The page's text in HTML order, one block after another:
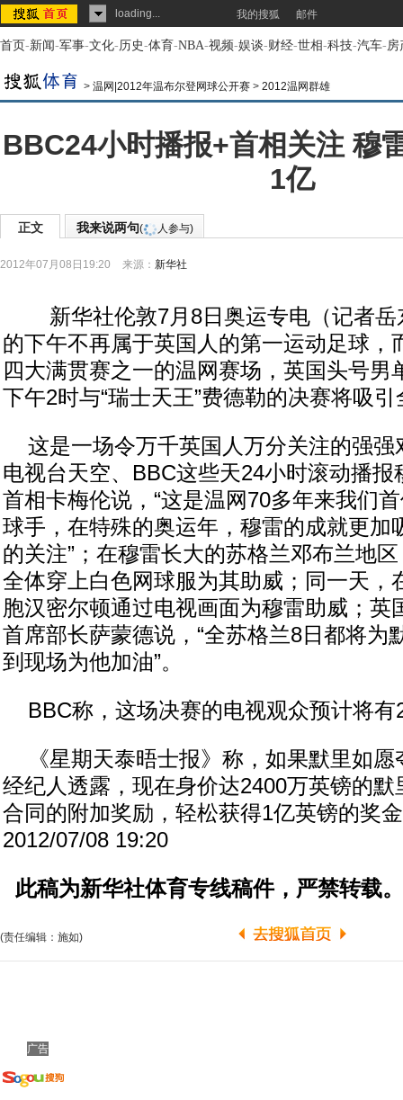
loading... 我的搜狐 邮件
首页-新闻-军事-文化-历史-体育-NBA-视频-娱谈-财经-世相-科技-汽车-房
> 温网|2012年温布尔登网球公开赛 > 2012温网群雄
BBC24小时播报+首相关注 穆
1亿
正文 我来说两句( 人参与)
2012年07月08日19:20 来源： 新华社
新华社伦敦7月8日奥运专电（记者岳
的下午不再属于英国人的第一运动足球，
四大满贯赛之一的温网赛场，英国头号男
下午2时与“瑞士天王”费德勒的决赛将吸
这是一场令万千英国人万分关注的强
电视台天空、BBC这些天24小时滚动播报
首相卡梅伦说，“这是温网70多年来我们
球手，在特殊的奥运年，穆雷的成就更加
的关注”；在穆雷长大的苏格兰邓布兰地
全体穿上白色网球服为其助威；同一天，
胞汉密尔顿通过电视画面为穆雷助威；英
首席部长萨蒙德说，“全苏格兰8日都将为
到现场为他加油”。
BBC称，这场决赛的电视观众预计将有
《星期天泰晤士报》称，如果默里如愿
经纪人透露，现在身价达2400万英镑的
合同的附加奖励，轻松获得1亿英镑的奖
2012/07/08 19:20
此稿为新华社体育专线稿件，严禁转载。
(责任编辑：施如)
广告